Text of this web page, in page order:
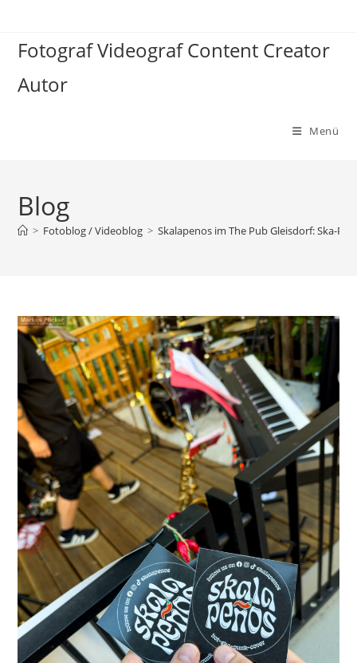
springen
Fotograf Videograf Content Creator
Autor
Menü
Blog
> Fotoblog / Videoblog > Skalapenos im The Pub Gleisdorf: Ska-